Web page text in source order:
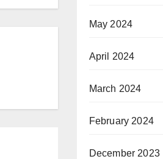
May 2024
April 2024
March 2024
February 2024
December 2023